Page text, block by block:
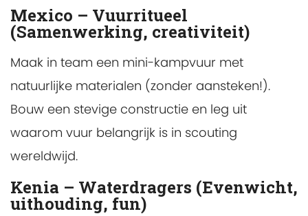
Mexico – Vuurritueel
(Samenwerking, creativiteit)
Maak in team een mini-kampvuur met
natuurlijke materialen (zonder aansteken!).
Bouw een stevige constructie en leg uit
waarom vuur belangrijk is in scouting
wereldwijd.
Kenia – Waterdragers (Evenwicht,
uithouding, fun)